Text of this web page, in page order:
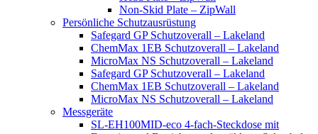
Non-Skid Plate – ZipWall
Persönliche Schutzausrüstung
Safegard GP Schutzoverall – Lakeland
ChemMax 1EB Schutzoverall – Lakeland
MicroMax NS Schutzoverall – Lakeland
Safegard GP Schutzoverall – Lakeland
ChemMax 1EB Schutzoverall – Lakeland
MicroMax NS Schutzoverall – Lakeland
Messgeräte
SL-EH100MID-eco 4-fach-Steckdose mit